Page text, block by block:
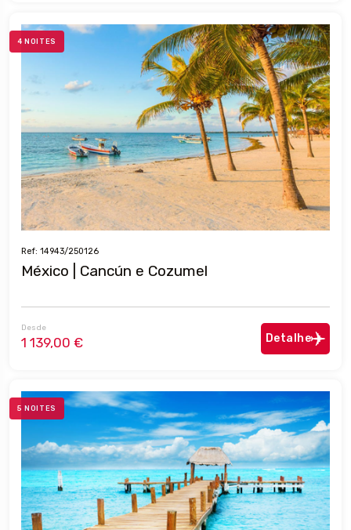
4 NOITES
Ref: 14943/250126
México | Cancún e Cozumel
Desde
1 139,00 € Detalhe
5 NOITES